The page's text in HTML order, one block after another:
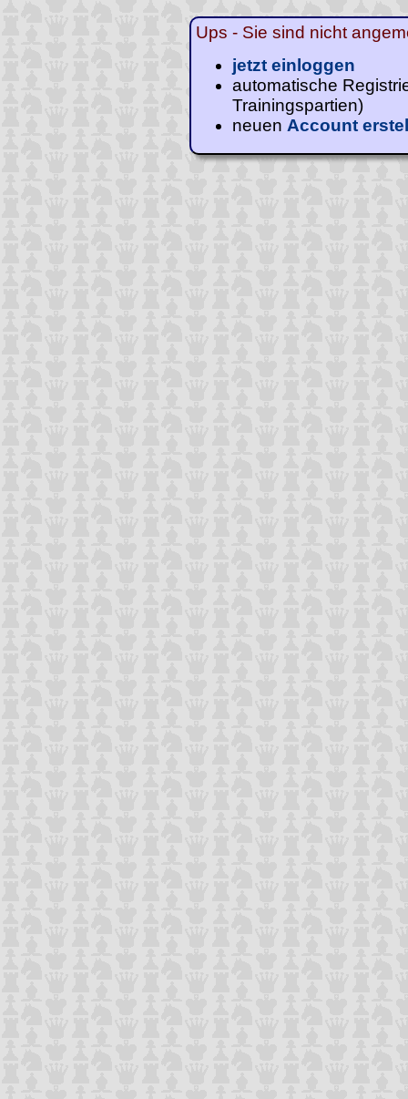
Ups - Sie sind nicht
jetzt einloggen
automatische
Trainingspartien)
neuen Account